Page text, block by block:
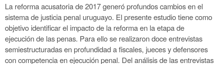
La reforma acusatoria de 2017 generó profundos cambios en el
sistema de justicia penal uruguayo. El presente estudio tiene como
objetivo identificar el impacto de la reforma en la etapa de
ejecución de las penas. Para ello se realizaron doce entrevistas
semiestructuradas en profundidad a fiscales, jueces y defensores
con competencia en ejecución penal. Del análisis de las entrevistas